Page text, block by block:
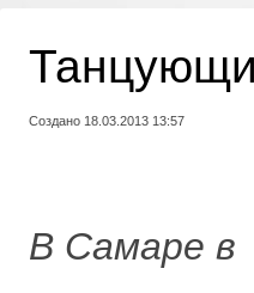
Создано 18.03.2013 13:57
В Самаре